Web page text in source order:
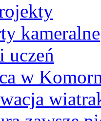
kameralne
uczeń
w